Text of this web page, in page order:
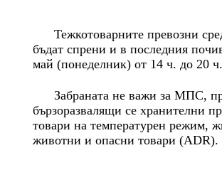
Тежкотоварните превозни
бъдат спрени и в последния
май (понеделник) от 14 ч. до 20 ч.
Забраната не важи за МПС,
бързоразвалящи се хранителни
товари на температурен режим,
животни и опасни товари (ADR).